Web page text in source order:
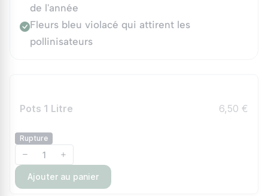
de l'année
Fleurs bleu violacé qui attirent les
pollinisateurs
Pots 1 Litre 6,50 €
Rupture
Ajouter au panier